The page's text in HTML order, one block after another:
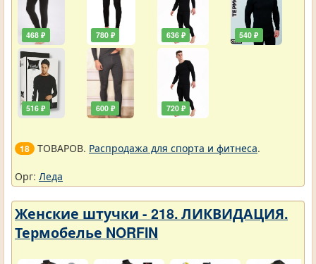
468 ₽
516 ₽
780 ₽
600 ₽
636 ₽
720 ₽
540 ₽
18 ТОВАРОВ. Распродажа для спорта и фитнеса.
Орг: Леда
Женские штучки - 218. ЛИКВИДАЦИЯ.
Термобелье NORFIN